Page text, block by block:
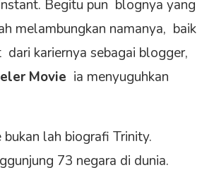
Begitu pun blognya yang
melambungkan namanya, baik
kariernya sebagai blogger,
Movie ia menyuguhkan
lah biografi Trinity.
73 negara di dunia.